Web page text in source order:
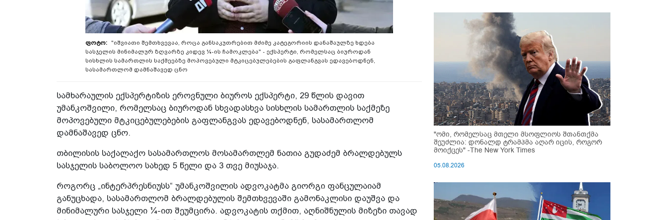
"იშვიათი შემთხვევაა, როცა განსაკუთრებით მძიმე კატეგორიის დანაშაულზე ხდება
სასჯელის მინიმალურ ზღვარზე კიდევ ¼-ის ჩამოკლება" - ექსპერტი, რომელსაც ბიუროდან
სისხლის სამართლის საქმეებზე მოპოვებული მტკიცებულებების გაფლანგვას ედავებოდნენ,
სასამართლომ დამნაშავედ ცნო
სამხარაულის ექსპერტიზის ეროვნული ბიუროს ექსპერტი, 29 წლის დავით
უმანკოშვილი, რომელსაც ბიუროდან სხვადასხვა სისხლის სამართლის საქმეზე
მოპოვებული მტკიცებულებების გაფლანგვას ედავებოდნენ, სასამართლომ
დამნაშავედ ცნო.
თბილისის საქალაქო სასამართლოს მოსამართლემ ნათია გუდაძემ ბრალდებულს
სასჯელის საბოლოო სახედ 5 წელი და 3 თვე მიუსაჯა.
როგორც „ინტერპრესნიუსს“ უმანკოშვილის ადვოკატმა გიორგი ფანცულაიამ
განუცხადა, სასამართლომ ბრალდებულის შემთხვევაში გამონაკლისი დაუშვა და
მინიმალური სასჯელი ¼-ით შეუმცირა. ადვოკატის თქმით, აღნიშნულის მიზეზი თავად
"ომი, რომელსაც მთელი მსოფლიოს შთანთქმა
შეუძლია: დონალდ ტრამპმა აღარ იცის, როგორ
მოიქცეს" -The New York Times
05.08.2026